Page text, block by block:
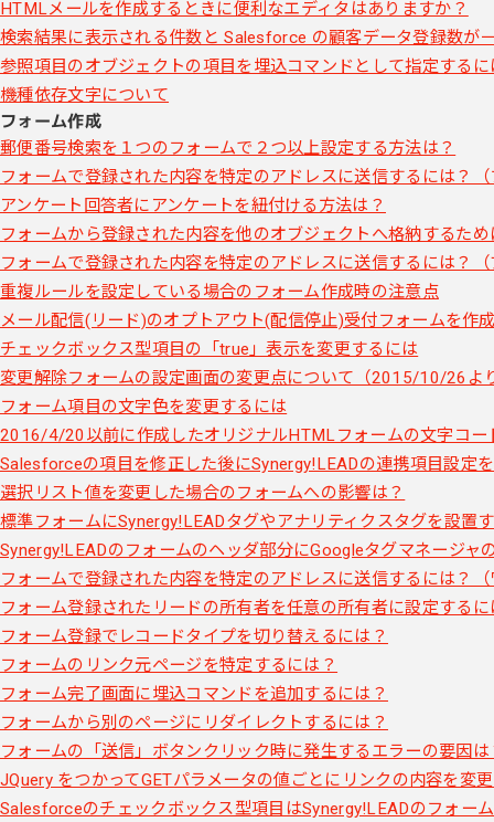
HTMLメールを作成するときに便利なエディタはありますか？
検索結果に表示される件数と Salesforce の顧客データ登録数が
参照項目のオブジェクトの項目を埋込コマンドとして指定するに
機種依存文字について
フォーム作成
郵便番号検索を１つのフォームで２つ以上設定する方法は？
フォームで登録された内容を特定のアドレスに送信するには？
アンケート回答者にアンケートを紐付ける方法は？
フォームから登録された内容を他のオブジェクトへ格納するため
フォームで登録された内容を特定のアドレスに送信するには？
重複ルールを設定している場合のフォーム作成時の注意点
メール配信(リード)のオプトアウト(配信停止)受付フォームを作
チェックボックス型項目の「true」表示を変更するには
変更解除フォームの設定画面の変更点について（2015/10/26よ
フォーム項目の文字色を変更するには
2016/4/20以前に作成したオリジナルHTMLフォームの文字コー
Salesforceの項目を修正した後にSynergy!LEADの連携項目設定
選択リスト値を変更した場合のフォームへの影響は？
標準フォームにSynergy!LEADタグやアナリティクスタグを設置
Synergy!LEADのフォームのヘッダ部分にGoogleタグマネージャ
フォームで登録された内容を特定のアドレスに送信するには？
フォーム登録されたリードの所有者を任意の所有者に設定するに
フォーム登録でレコードタイプを切り替えるには？
フォームのリンク元ページを特定するには？
フォーム完了画面に埋込コマンドを追加するには？
フォームから別のページにリダイレクトするには？
フォームの「送信」ボタンクリック時に発生するエラーの要因は
JQuery をつかってGETパラメータの値ごとにリンクの内容を変
Salesforceのチェックボックス型項目はSynergy!LEADのフォー